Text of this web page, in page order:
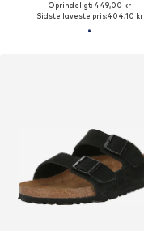
Oprindeligt: 449,00 kr
Sidste laveste pris:404,10 kr